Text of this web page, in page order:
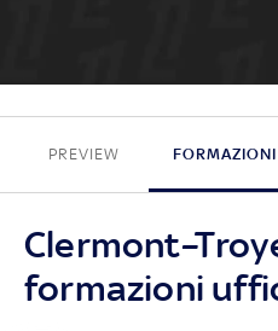
1
PREVIEW FORMAZIONI
formazioni